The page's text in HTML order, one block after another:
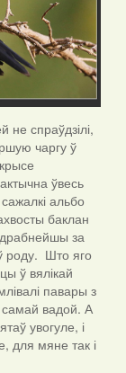
спраўдзілі,
чаргу ў
ўвесь
альбо
баклан
за
роду. Што яго
ў вялікай
павары з
вадой. А
увогуле, і
для мяне так і